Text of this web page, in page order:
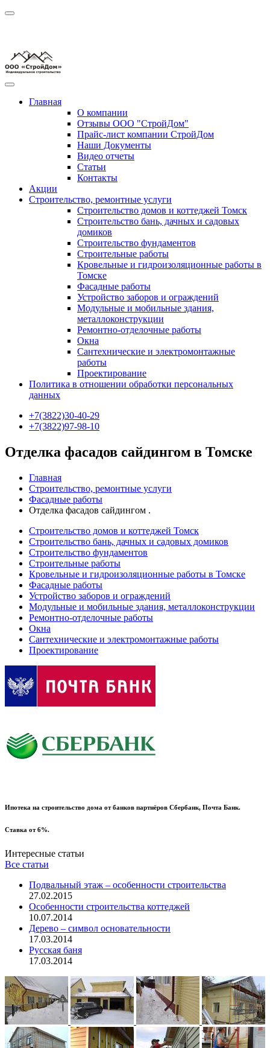
Главная
О компании
Отзывы ООО "СтройДом"
Прайс-лист компании СтройДом
Наши Документы
Видео отчеты
Статьи
Контакты
Акции
Строительство, ремонтные услуги
Строительство домов и коттеджей Томск
Строительство бань, дачных и садовых
домиков
Строительство фундаментов
Строительные работы
Кровельные и гидроизоляционные работы в
Томске
Фасадные работы
Устройство заборов и ограждений
Модульные и мобильные здания,
металлоконструкции
Ремонтно-отделочные работы
Окна
Сантехнические и электромонтажные
работы
Проектирование
Политика в отношении обработки персональных
данных
+7(3822)30-40-29
+7(3822)97-98-10
Отделка фасадов сайдингом в Томске
Главная
Строительство, ремонтные услуги
Фасадные работы
Отделка фасадов сайдингом .
Строительство домов и коттеджей Томск
Строительство бань, дачных и садовых домиков
Строительство фундаментов
Строительные работы
Кровельные и гидроизоляционные работы в Томске
Фасадные работы
Устройство заборов и ограждений
Модульные и мобильные здания, металлоконструкции
Ремонтно-отделочные работы
Окна
Сантехнические и электромонтажные работы
Проектирование
Ипотека на строительство дома от банков партнёров Сбербанк, Почта Банк.
Ставка от 6%.
Интересные статьи
Все статьи
Подвальный этаж – особенности строительства
27.02.2015
Особенности строительства коттеджей
10.07.2014
Дерево – символ основательности
17.03.2014
Русская баня
17.03.2014